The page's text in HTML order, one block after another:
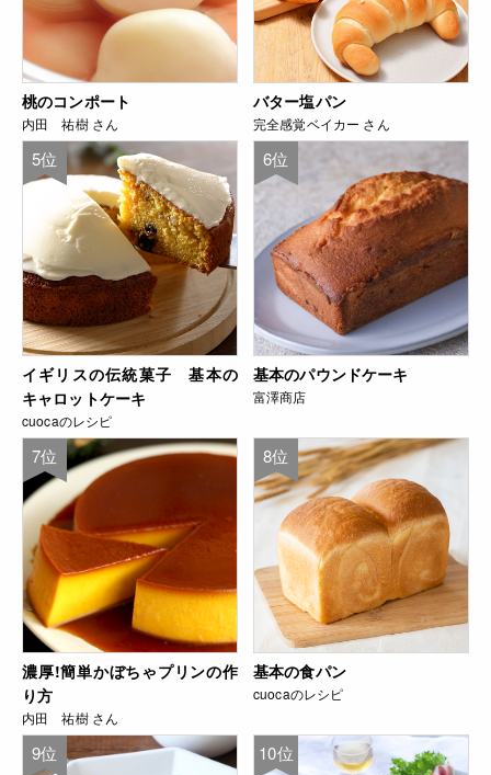
桃のコンポート
内田 祐樹 さん
バター塩パン
完全感覚ベイカー さん
5位
イギリスの伝統菓子 基本の
キャロットケーキ
cuocaのレシピ
6位
基本のパウンドケーキ
富澤商店
7位
濃厚!簡単かぼちゃプリンの作
り方
内田 祐樹 さん
8位
基本の食パン
cuocaのレシピ
9位 10位